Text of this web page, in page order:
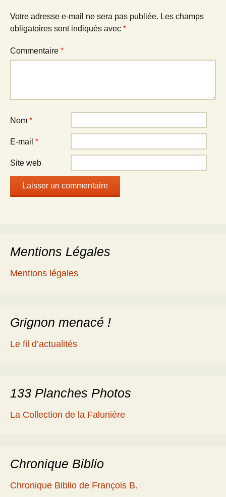
Votre adresse e-mail ne sera pas publiée. Les champs
obligatoires sont indiqués avec *
Commentaire *
Nom *
E-mail *
Site web
Mentions Légales
Mentions légales
Grignon menacé !
Le fil d’actualités
133 Planches Photos
La Collection de la Falunière
Chronique Biblio
Chronique Biblio de François B.